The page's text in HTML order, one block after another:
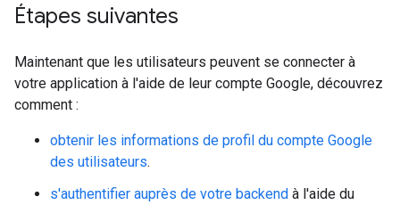
Étapes suivantes
Maintenant que les utilisateurs peuvent se connecter à
votre application à l'aide de leur compte Google, découvrez
comment :
obtenir les informations de profil du compte Google
des utilisateurs.
s'authentifier auprès de votre backend à l'aide du